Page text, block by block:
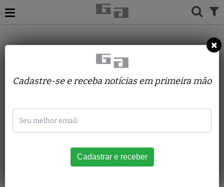
Washington Maguetas
Cadastre-se e receba notícias em primeira mão